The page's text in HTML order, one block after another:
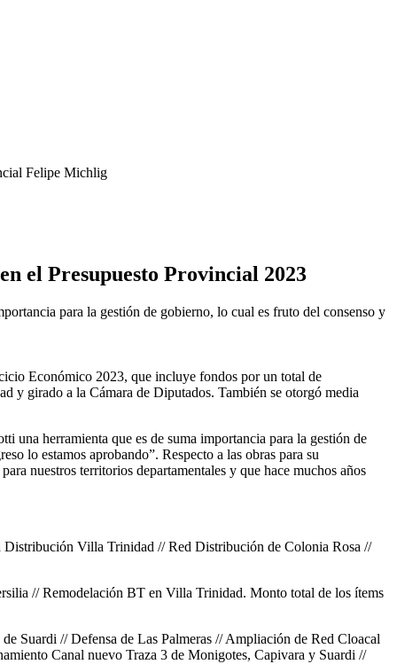
Felipe Michlig
el Presupuesto Provincial 2023
para la gestión de gobierno, lo cual es fruto del consenso y
Económico 2023, que incluye fondos por un total de
y girado a la Cámara de Diputados. También se otorgó media
una herramienta que es de suma importancia para la gestión de
lo estamos aprobando”. Respecto a las obras para su
nuestros territorios departamentales y que hace muchos años
Distribución Villa Trinidad // Red Distribución de Colonia Rosa //
// Remodelación BT en Villa Trinidad. Monto total de los ítems
Suardi // Defensa de Las Palmeras // Ampliación de Red Cloacal
Canal nuevo Traza 3 de Monigotes, Capivara y Suardi //